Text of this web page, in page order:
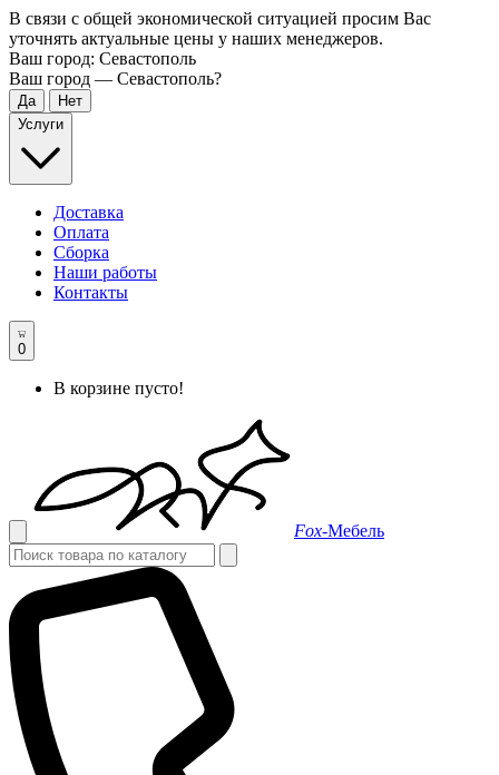
В связи с общей экономической ситуацией просим Вас
уточнять актуальные цены у наших менеджеров.
Ваш город: Севастополь
Ваш город — Севастополь?
Услуги
Доставка
Оплата
Сборка
Наши работы
Контакты
0
В корзине пусто!
Fox-Мебель